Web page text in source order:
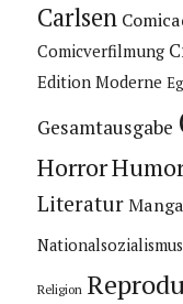
Carlsen
Comicverfilmung
Edition Moderne
Gesamtausgabe
Horror
Literatur Manga
Nationalsozialismus
Religion